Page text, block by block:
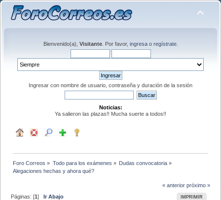
Bienvenido(a), Visitante. Por favor, ingresao regístrate.
Ingresar con nombre de usuario, contraseña y duración de la sesión
Noticias:
Ya salieron las plazas!! Mucha suerte a todos!!
Foro Correos » Todo para los exámenes » Dudas convocatoria»
Alegaciones hechas y ahora qué?
« anterior próximo »
IMPRIMIR
Páginas: [1]Ir Abajo